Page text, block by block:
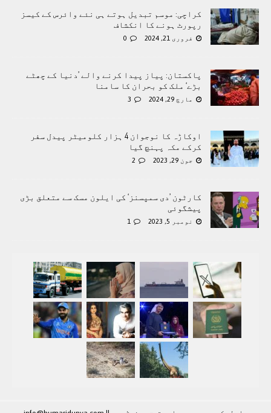
کراچی: موسم تبدیل ہوتے ہی نئے وائرس کے کیسز
رپورٹ ہونے کا انکشاف
فروری 21, 2024 0
پاکستان: پیاز پیدا کرنے والے ’دنیا کے چھٹے
بڑے‘ ملک کو بحران کا سامنا
مارچ 29, 2024 3
اوکاڑہ کا نوجوان 4 ہزار کلومیٹر پیدل سفر
کرکے مکہ پہنچ گیا
جون 29, 2023 2
کارٹون ’دی سمپسنز‘ کی ایلون مسک سے متعلق بڑی
پیشگوئی
نومبر 5, 2023 1